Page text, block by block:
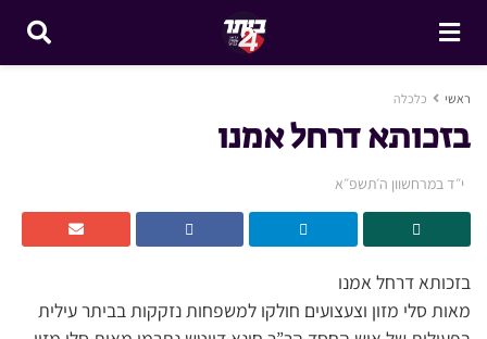
ראשי כלכלה
בזכותא דרחל אמנו
י״ד במרחשוון ה׳תשפ״א
בזכותא דרחל אמנו
מאות סלי מזון וצעצועים חולקו למשפחות נזקקות בביתר עילית